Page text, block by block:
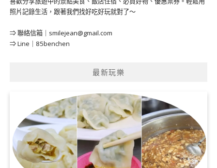
照片記錄生活，跟著我們找好吃好玩就對了～
⇒ 聯絡信箱｜ smilejean@gmail.com
⇒ Line｜85benchen
最新玩樂